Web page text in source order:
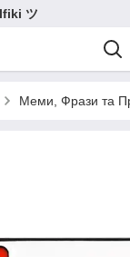
ツ
Меми, Фрази та